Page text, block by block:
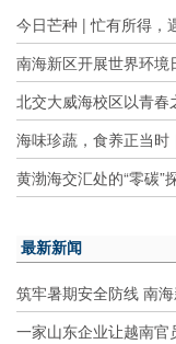
今日芒种 | 忙有所得，
南海新区开展世界环境
北交大威海校区以青春
海味珍蔬，食养正当
黄渤海交汇处的“零碳”
最新新闻
筑牢暑期安全防线 南
一家山东企业让越南